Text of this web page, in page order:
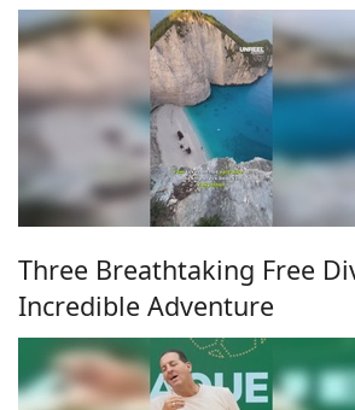
Three Breathtaking Free
Incredible Adventure